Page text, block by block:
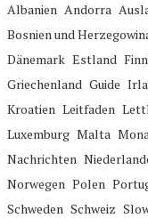
Albanien Andorra
Bosnien und
Dänemark Estland
Griechenland Guide
Kroatien Leitfaden
Luxemburg Malta
Nachrichten
Norwegen Polen
Schweden Schweiz